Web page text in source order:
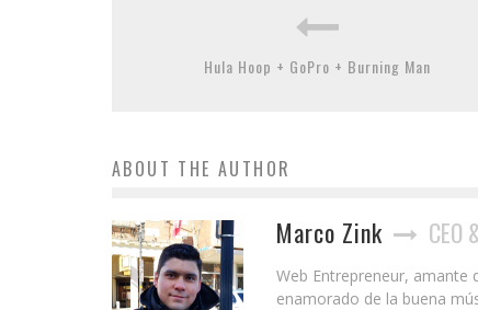
Hula Hoop + GoPro + Burning Man
ABOUT THE AUTHOR
Marco Zink CEO
Web Entrepreneur, amante
enamorado de la buena